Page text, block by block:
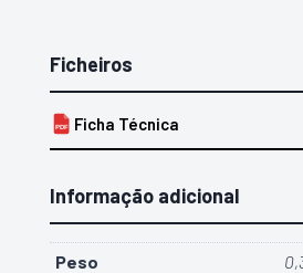
Ficheiros
PDF Ficha Técnica
Informação adicional
Peso